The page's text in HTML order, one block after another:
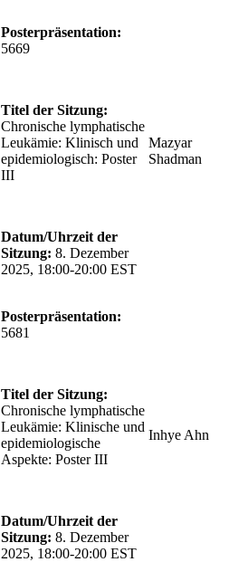
Posterpräsentation:
5669
Titel der Sitzung:
Chronische lymphatische
Leukämie: Klinisch und
epidemiologisch: Poster
III
Datum/Uhrzeit der
Sitzung: 8. Dezember
2025, 18:00-20:00 EST
Mazyar
Shadman
Posterpräsentation:
5681
Titel der Sitzung:
Chronische lymphatische
Leukämie: Klinische und
epidemiologische
Aspekte: Poster III
Datum/Uhrzeit der
Sitzung: 8. Dezember
2025, 18:00-20:00 EST
Inhye Ahn